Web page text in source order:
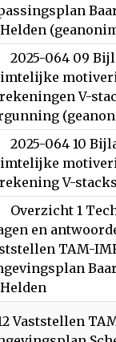
Helden
2025-064 09
V-
2025-064 10
V-
Overzicht 1
en
TAM-
Helden
Vaststellen